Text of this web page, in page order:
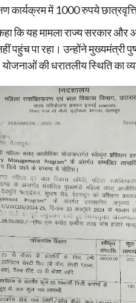
कार्यक्रम में 1000 रुपये
कहा कि यह मामला राज्य सरकार
पहुंच पा रहा। उन्होंने मुख्यमंत्री
की धरातलीय स्थिति का